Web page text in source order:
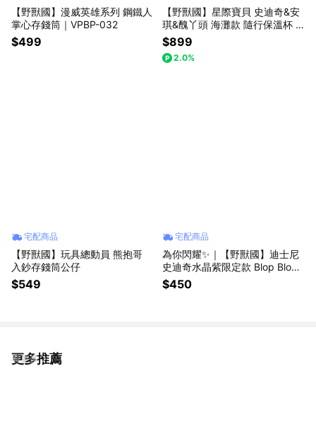
【野獸國】漫威英雄系列 鋼鐵人
掌心存錢筒｜VPBP-032
$499
【野獸國】星際寶貝 史迪奇&安
琪&醜丫頭 海灘款 隨行保溫杯 7
70ml (附吊飾)
$899
2.0%
宅配商品
【野獸國】玩具總動員 熊抱哥
入鈔存錢筒公仔
$549
宅配商品
為你閃耀✨｜【野獸國】迪士尼
史迪奇水晶紫限定款 Blop Blop
系列｜SOAP STUDIO DY128
$450
更多推薦
看更多